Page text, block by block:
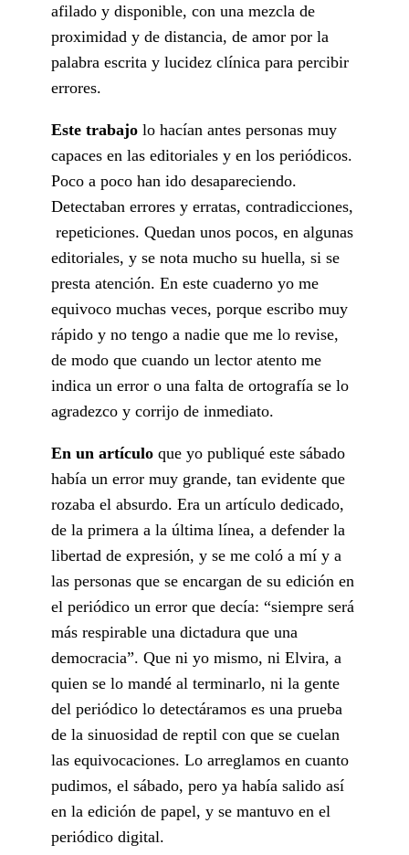
afilado y disponible, con una mezcla de
proximidad y de distancia, de amor por la
palabra escrita y lucidez clínica para percibir
errores.
Este trabajo lo hacían antes personas muy
capaces en las editoriales y en los periódicos.
Poco a poco han ido desapareciendo.
Detectaban errores y erratas, contradicciones,
repeticiones. Quedan unos pocos, en algunas
editoriales, y se nota mucho su huella, si se
presta atención. En este cuaderno yo me
equivoco muchas veces, porque escribo muy
rápido y no tengo a nadie que me lo revise,
de modo que cuando un lector atento me
indica un error o una falta de ortografía se lo
agradezco y corrijo de inmediato.
En un artículo que yo publiqué este sábado
había un error muy grande, tan evidente que
rozaba el absurdo. Era un artículo dedicado,
de la primera a la última línea, a defender la
libertad de expresión, y se me coló a mí y a
las personas que se encargan de su edición en
el periódico un error que decía: “siempre será
más respirable una dictadura que una
democracia”. Que ni yo mismo, ni Elvira, a
quien se lo mandé al terminarlo, ni la gente
del periódico lo detectáramos es una prueba
de la sinuosidad de reptil con que se cuelan
las equivocaciones. Lo arreglamos en cuanto
pudimos, el sábado, pero ya había salido así
en la edición de papel, y se mantuvo en el
periódico digital.